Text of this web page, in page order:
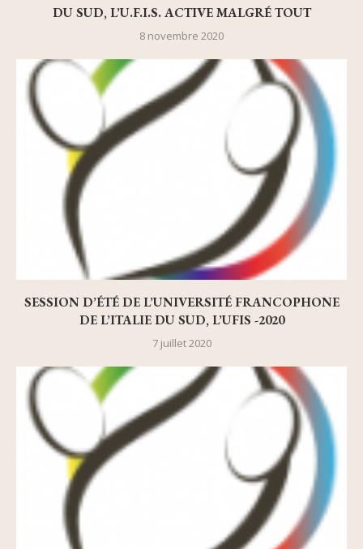
DU SUD, L’U.F.I.S. ACTIVE MALGRÉ TOUT
8 novembre 2020
SESSION D’ÉTÉ DE L’UNIVERSITÉ FRANCOPHONE
DE L’ITALIE DU SUD, L’UFIS -2020
7 juillet 2020